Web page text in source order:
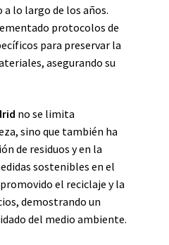
lo largo de los años.
protocolos de
para preservar la
asegurando su
no se limita
sino que también ha
de residuos y en la
sostenibles en el
el reciclaje y la
demostrando un
del medio ambiente.